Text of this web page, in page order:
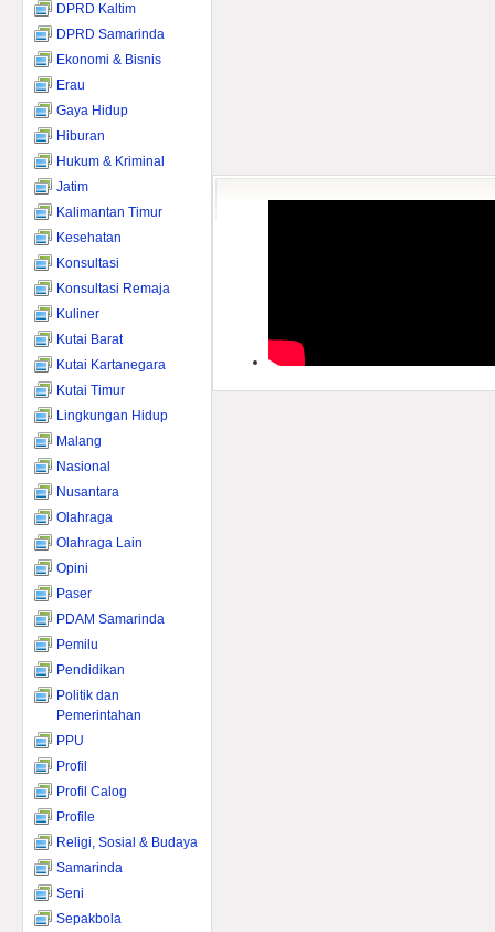
DPRD Kaltim
DPRD Samarinda
Ekonomi & Bisnis
Erau
Gaya Hidup
Hiburan
Hukum & Kriminal
Jatim
Kalimantan Timur
Kesehatan
Konsultasi
Konsultasi Remaja
Kuliner
Kutai Barat
Kutai Kartanegara
Kutai Timur
Lingkungan Hidup
Malang
Nasional
Nusantara
Olahraga
Olahraga Lain
Opini
Paser
PDAM Samarinda
Pemilu
Pendidikan
Politik dan
Pemerintahan
PPU
Profil
Profil Calog
Profile
Religi, Sosial & Budaya
Samarinda
Seni
Sepakbola